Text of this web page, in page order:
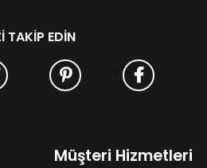
TAKIP EDIN
Müşteri Hizmetleri